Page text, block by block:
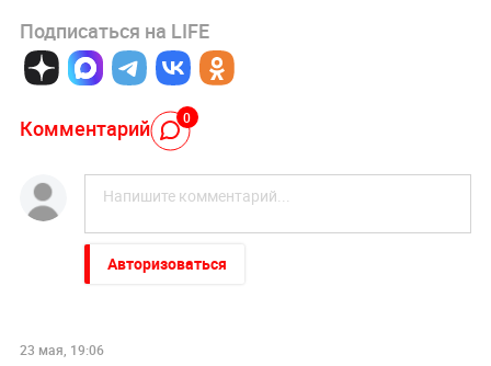
Подписаться на LIFE
Комментарий 0
Авторизоваться
23 мая, 19:06